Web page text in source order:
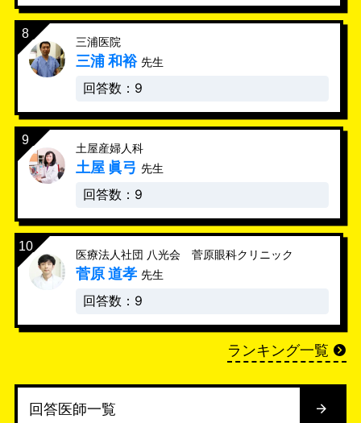
三浦医院
三浦 和裕 先生
回答数：9
土屋産婦人科
土屋 眞弓 先生
回答数：9
医療法人社団 八光会 菅原眼科クリニック
菅原 道孝 先生
回答数：9
ランキング一覧
回答医師一覧